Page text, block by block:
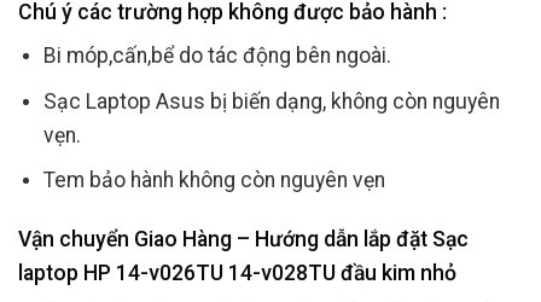
Chú ý các trường hợp không được bảo hành :
Bi móp,cấn,bể do tác động bên ngoài.
Sạc Laptop Asus bị biến dạng, không còn nguyên
vẹn.
Tem bảo hành không còn nguyên vẹn
Vận chuyển Giao Hàng – Hướng dẫn lắp đặt Sạc
laptop HP 14-v026TU 14-v028TU đầu kim nhỏ